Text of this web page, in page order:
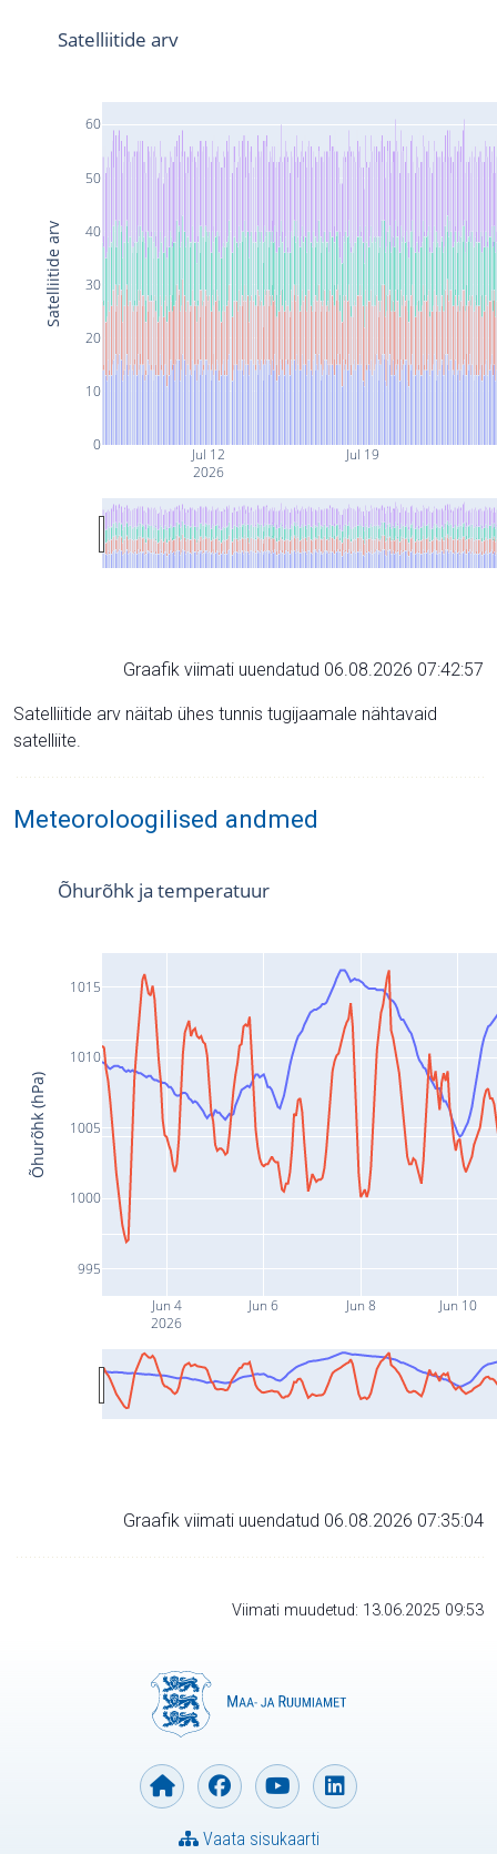
Jul 12
2026
Jul 19
0
10
20
30
40
50
60
Satelliitide arv
Satelliitide arv
Graafik viimati uuendatud 06.08.2026 07:42:57
Satelliitide arv näitab ühes tunnis tugijaamale nähtavaid
satelliite.
Meteoroloogilised andmed
Jun 4
2026
Jun 6 Jun 8 Jun 10
995
1000
1005
1010
1015
Õhurõhk ja temperatuur
Õhurõhk (hPa)
Graafik viimati uuendatud 06.08.2026 07:35:04
Viimati muudetud: 13.06.2025 09:53
Vaata sisukaarti